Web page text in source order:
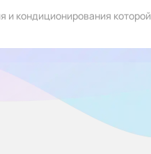
и кондиционирования которой